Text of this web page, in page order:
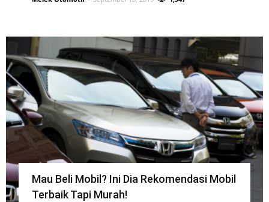
Mau Beli Mobil? Ini Dia Rekomendasi Mobil
Terbaik Tapi Murah!